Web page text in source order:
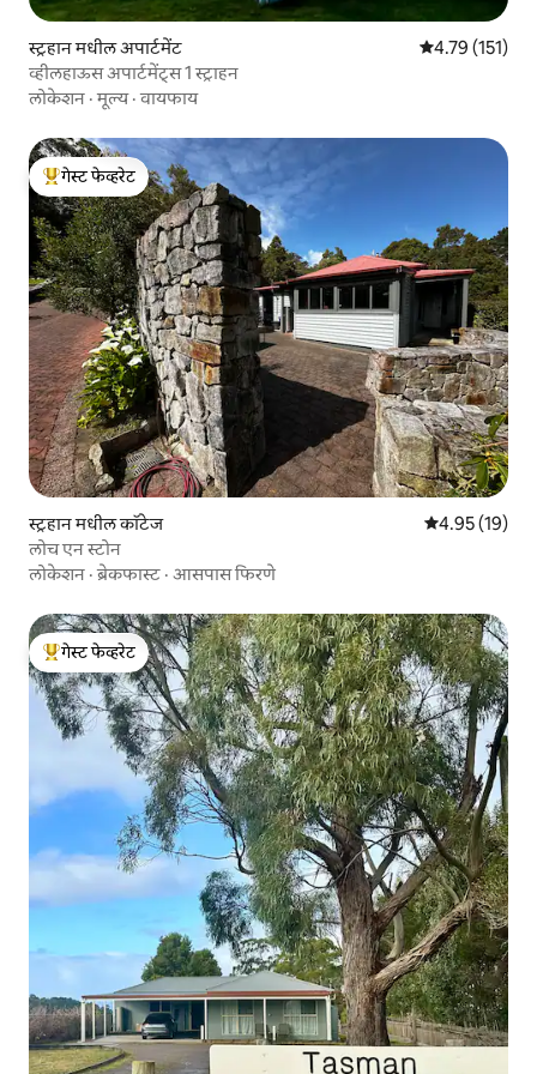
स्ट्रहान मधील अपार्टमेंट 5 पैकी 4.79
4.79 (151)
व्हीलहाऊस अपार्टमेंट्स 1 स्ट्राहन
लोकेशन ·मूल्य·वायफाय
टॉप गेस्ट फेव्हरेट
गेस्ट फेव्हरेट
स्ट्रहान मधील कॉटेज 5 पैकी 4.95
4.95 (19)
लोच एन स्टोन
लोकेशन ·ब्रेकफास्ट · आसपास फिरणे
टॉप गेस्ट फेव्हरेट
गेस्ट फेव्हरेट